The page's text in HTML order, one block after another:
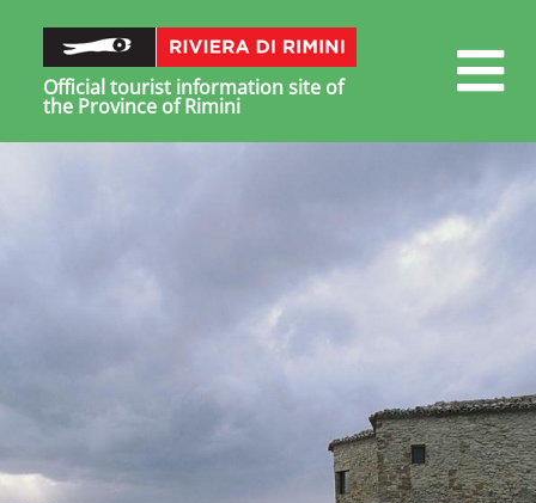
Official tourist information site of
the Province of Rimini